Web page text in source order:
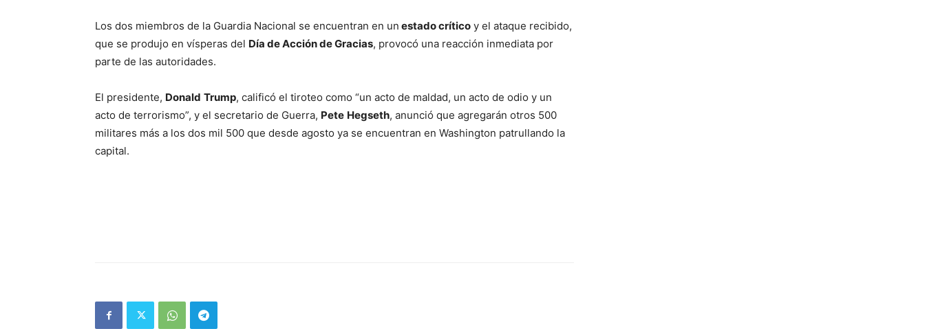
Los dos miembros de la Guardia Nacional se encuentran en un estado crítico y el ataque recibido,
que se produjo en vísperas del Día de Acción de Gracias, provocó una reacción inmediata por
parte de las autoridades.
El presidente, Donald Trump, calificó el tiroteo como “un acto de maldad, un acto de odio y un
acto de terrorismo”, y el secretario de Guerra, Pete Hegseth, anunció que agregarán otros 500
militares más a los dos mil 500 que desde agosto ya se encuentran en Washington patrullando la
capital.